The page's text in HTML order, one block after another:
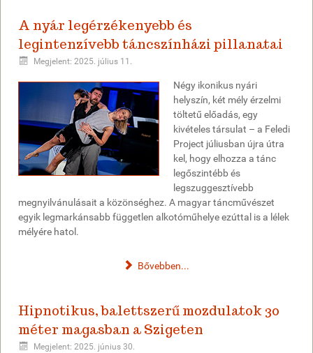
A nyár legérzékenyebb és
legintenzívebb táncszínházi pillanatai
Megjelent: 2025. július 11.
Négy ikonikus nyári
helyszín, két mély érzelmi
töltetű előadás, egy
kivételes társulat – a Feledi
Project júliusban újra útra
kel, hogy elhozza a tánc
legőszintébb és
legszuggesztívebb
megnyilvánulásait a közönséghez. A magyar táncművészet
egyik legmarkánsabb független alkotóműhelye ezúttal is a lélek
mélyére hatol.
Bővebben...
Hipnotikus, balettszerű mozdulatok 30
méter magasban a Szigeten
Megjelent: 2025. június 30.